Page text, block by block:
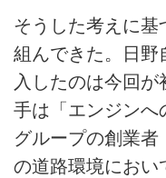
そうした考えに基
組んできた。日野
入したのは今回
手は「エンジンへ
グループの創業
の道路環境におい